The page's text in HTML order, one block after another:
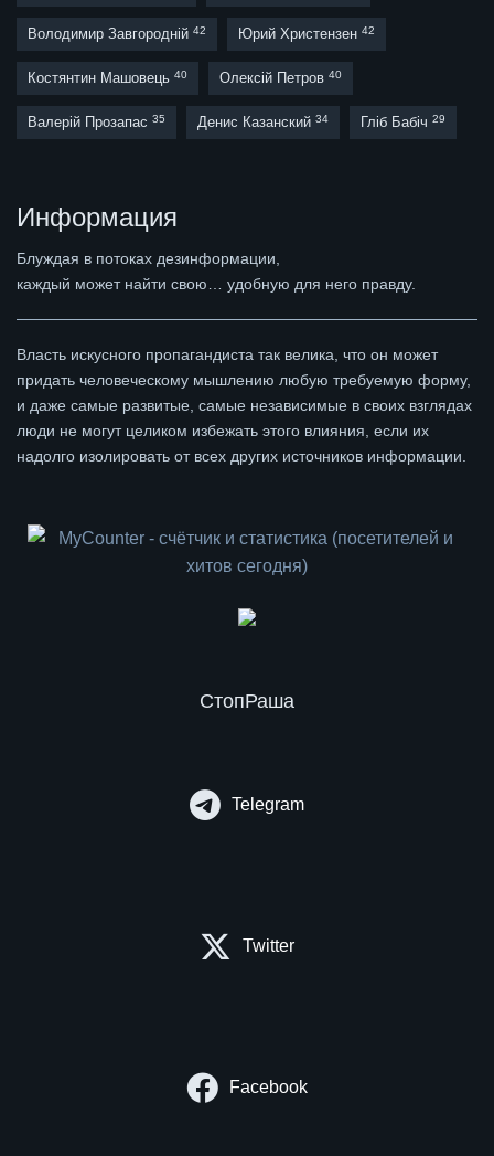
Володимир Завгородній 42 Юрий Христензен 42
Костянтин Машовець 40 Олексій Петров 40
Валерій Прозапас 35 Денис Казанский 34 Гліб Бабіч 29
Информация
Блуждая в потоках дезинформации,
каждый может найти свою… удобную для него правду.
Власть искусного пропагандиста так велика, что он может
придать человеческому мышлению любую требуемую форму,
и даже самые развитые, самые независимые в своих взглядах
люди не могут целиком избежать этого влияния, если их
надолго изолировать от всех других источников информации.
СтопРаша
Telegram
Twitter
Facebook